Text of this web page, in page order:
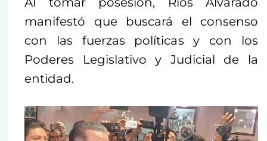
manifestó que buscará el consenso
con las fuerzas políticas y con los
Poderes Legislativo y Judicial de la
entidad.